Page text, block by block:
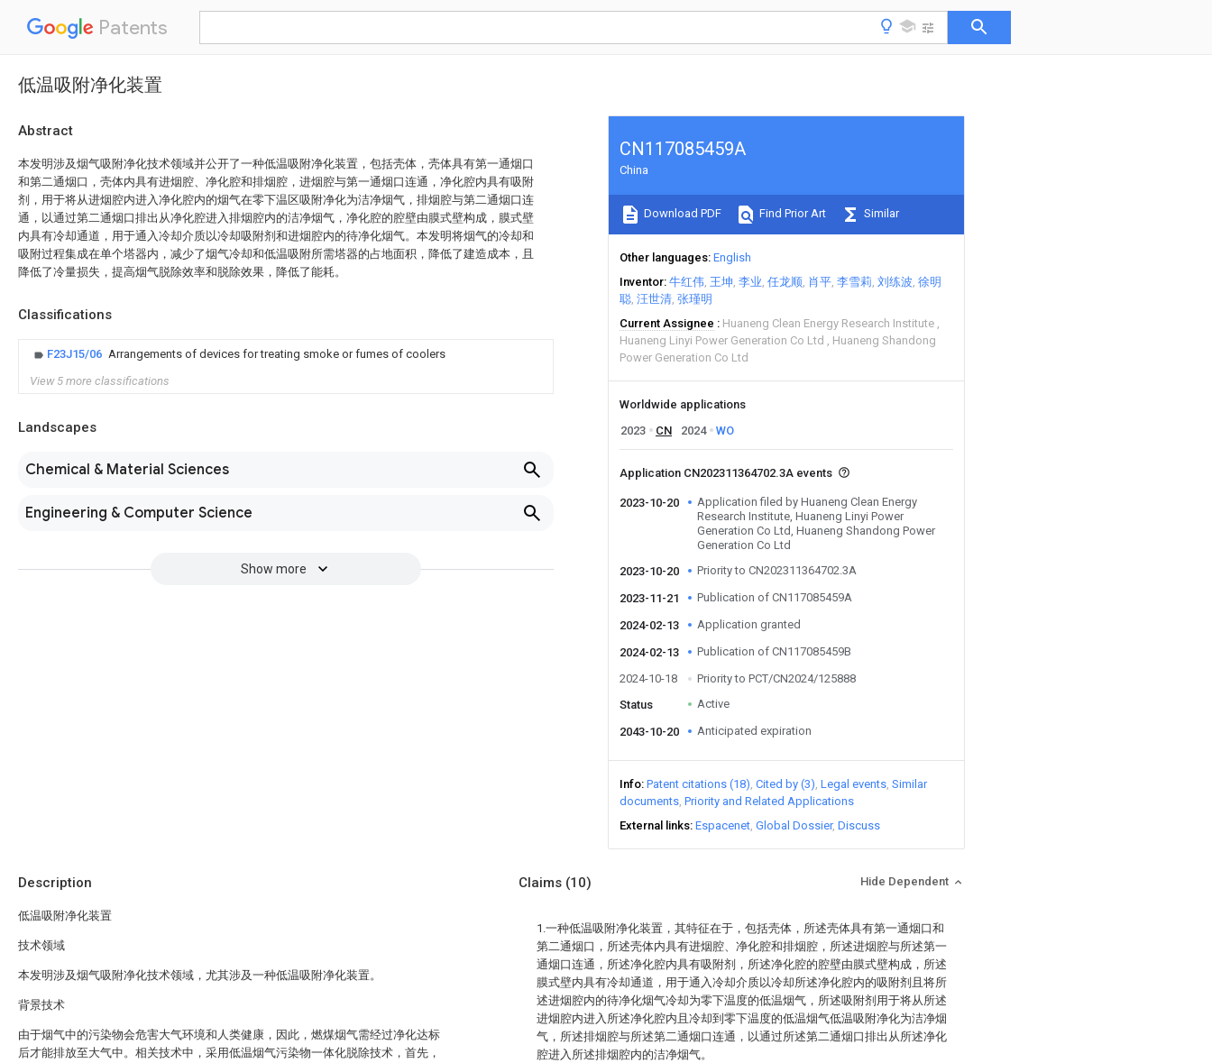
Patents
低温吸附净化装置
Abstract
本发明涉及烟气吸附净化技术领域并公开了一种低温吸附净化装置，包括壳体，壳体具有第一通烟口
和第二通烟口，壳体内具有进烟腔、净化腔和排烟腔，进烟腔与第一通烟口连通，净化腔内具有吸附
剂，用于将从进烟腔内进入净化腔内的烟气在零下温区吸附净化为洁净烟气，排烟腔与第二通烟口连
通，以通过第二通烟口排出从净化腔进入排烟腔内的洁净烟气，净化腔的腔壁由膜式壁构成，膜式壁
内具有冷却通道，用于通入冷却介质以冷却吸附剂和进烟腔内的待净化烟气。本发明将烟气的冷却和
吸附过程集成在单个塔器内，减少了烟气冷却和低温吸附所需塔器的占地面积，降低了建造成本，且
降低了冷量损失，提高烟气脱除效率和脱除效果，降低了能耗。
Classifications
F23J15/06 Arrangements of devices for treating smoke or fumes of coolers
View 5 more classifications
Landscapes
Chemical & Material Sciences
Engineering & Computer Science
Show more
CN117085459A
China
Download PDF Find Prior Art Similar
Other languages English
Inventor 牛红伟 王坤 李业 任龙顺 肖平 李雪莉 刘练波 徐明
聪 汪世清 张瑾明
Current Assignee
Huaneng Clean Energy Research Institute
Huaneng Linyi Power Generation Co Ltd
Huaneng Shandong
Power Generation Co Ltd
Worldwide applications
2023
CN 2024 WO
Application CN202311364702.3A events
2023-10-20
Application filed by Huaneng Clean Energy
Research Institute, Huaneng Linyi Power
Generation Co Ltd, Huaneng Shandong Power
Generation Co Ltd
2023-10-20
Priority to CN202311364702.3A
2023-11-21 Publication of CN117085459A
2024-02-13 Application granted
2024-02-13
Publication of CN117085459B
2024-10-18
Priority to PCT/CN2024/125888
Status
Active
2043-10-20 Anticipated expiration
Info Patent citations (18) Cited by (3) Legal events Similar
documents Priority and Related Applications
External links Espacenet Global Dossier Discuss
Description
低温吸附净化装置
技术领域
本发明涉及烟气吸附净化技术领域，尤其涉及一种低温吸附净化装置。
背景技术
由于烟气中的污染物会危害大气环境和人类健康，因此，燃煤烟气需经过净化达标
后才能排放至大气中。相关技术中，采用低温烟气污染物一体化脱除技术，首先，
Claims (10) Hide Dependent
1.一种低温吸附净化装置，其特征在于，包括壳体，所述壳体具有第一通烟口和
第二通烟口，所述壳体内具有进烟腔、净化腔和排烟腔，所述进烟腔与所述第一
通烟口连通，所述净化腔内具有吸附剂，所述净化腔的腔壁由膜式壁构成，所述
膜式壁内具有冷却通道，用于通入冷却介质以冷却所述净化腔内的吸附剂且将所
述进烟腔内的待净化烟气冷却为零下温度的低温烟气，所述吸附剂用于将从所述
进烟腔内进入所述净化腔内且冷却到零下温度的低温烟气低温吸附净化为洁净烟
气，所述排烟腔与所述第二通烟口连通，以通过所述第二通烟口排出从所述净化
腔进入所述排烟腔内的洁净烟气。